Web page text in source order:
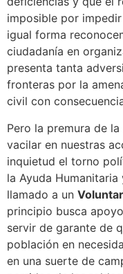
imposible por
igual forma
ciudadanía en
presenta tanta
fronteras por la
civil con
Pero la premura de
vacilar en nuestras
inquietud el torno
la Ayuda
llamado a un
principio busca
servir de garante de
población en
en una suerte de